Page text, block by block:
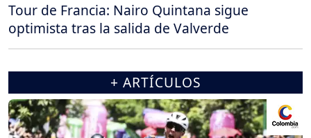
Tour de Francia: Nairo Quintana sigue
optimista tras la salida de Valverde
+ ARTÍCULOS